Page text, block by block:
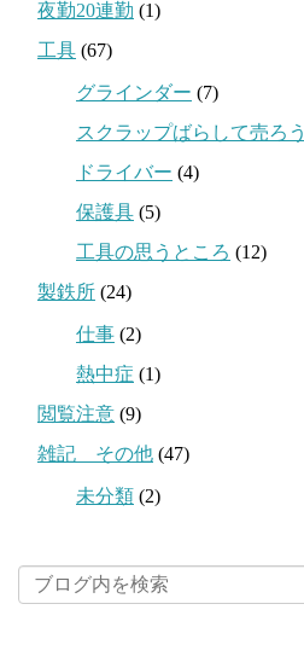
夜勤20連勤 (1)
工具 (67)
グラインダー (7)
スクラップばらして売ろう
ドライバー (4)
保護具 (5)
工具の思うところ (12)
製鉄所 (24)
仕事 (2)
熱中症 (1)
閲覧注意 (9)
雑記 その他 (47)
未分類 (2)